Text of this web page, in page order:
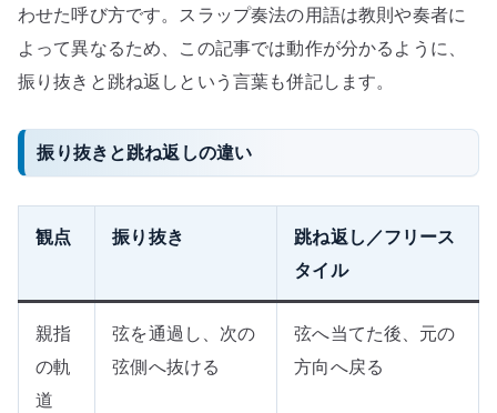
わせた呼び方です。スラップ奏法の用語は教則や奏者に
よって異なるため、この記事では動作が分かるように、
振り抜きと跳ね返しという言葉も併記します。
振り抜きと跳ね返しの違い
観点 振り抜き
跳ね返し／フリース
タイル
親指
の軌
道
弦を通過し、次の
弦側へ抜ける
弦へ当てた後、元の
方向へ戻る